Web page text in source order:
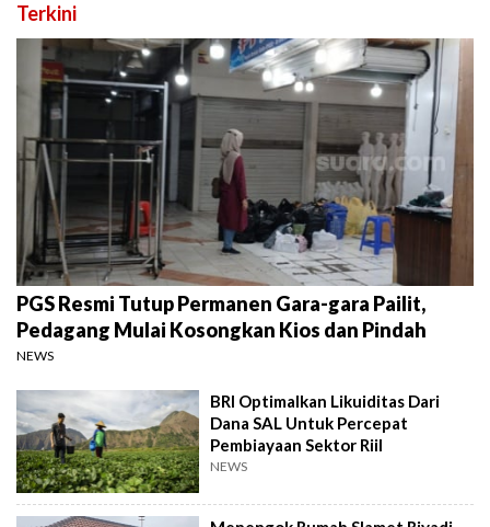
Terkini
PGS Resmi Tutup Permanen Gara-gara Pailit,
Pedagang Mulai Kosongkan Kios dan Pindah
NEWS
BRI Optimalkan Likuiditas Dari
Dana SAL Untuk Percepat
Pembiayaan Sektor Riil
NEWS